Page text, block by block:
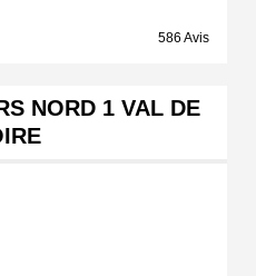
586 Avis
NORD 1 VAL DE